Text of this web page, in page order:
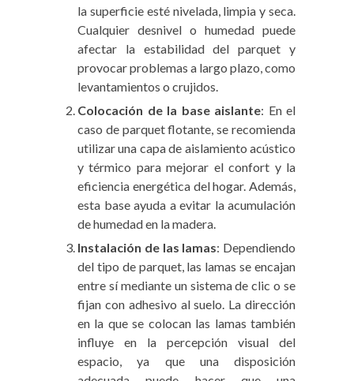
la superficie esté nivelada, limpia y seca.
Cualquier desnivel o humedad puede
afectar la estabilidad del parquet y
provocar problemas a largo plazo, como
levantamientos o crujidos.
Colocación de la base aislante: En el
caso de parquet flotante, se recomienda
utilizar una capa de aislamiento acústico
y térmico para mejorar el confort y la
eficiencia energética del hogar. Además,
esta base ayuda a evitar la acumulación
de humedad en la madera.
Instalación de las lamas: Dependiendo
del tipo de parquet, las lamas se encajan
entre sí mediante un sistema de clic o se
fijan con adhesivo al suelo. La dirección
en la que se colocan las lamas también
influye en la percepción visual del
espacio, ya que una disposición